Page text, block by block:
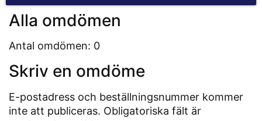
Alla omdömen
Antal omdömen: 0
Skriv en omdöme
E-postadress och beställningsnummer kommer
inte att publiceras. Obligatoriska fält är